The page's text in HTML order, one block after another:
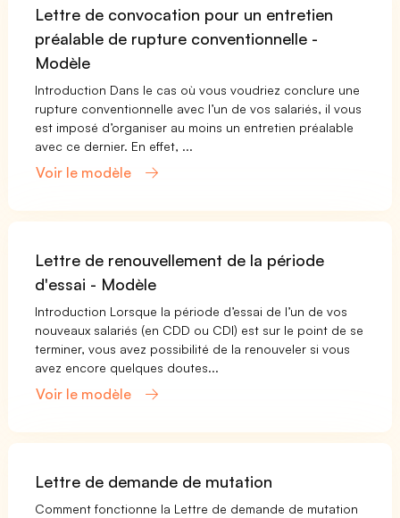
Lettre de convocation pour un entretien
préalable de rupture conventionnelle -
Modèle
Introduction Dans le cas où vous voudriez conclure une
rupture conventionnelle avec l’un de vos salariés, il vous
est imposé d’organiser au moins un entretien préalable
avec ce dernier. En effet, ...
Voir le modèle
Lettre de renouvellement de la période
d'essai - Modèle
Introduction Lorsque la période d’essai de l’un de vos
nouveaux salariés (en CDD ou CDI) est sur le point de se
terminer, vous avez possibilité de la renouveler si vous
avez encore quelques doutes...
Voir le modèle
Lettre de demande de mutation
Comment fonctionne la Lettre de demande de mutation